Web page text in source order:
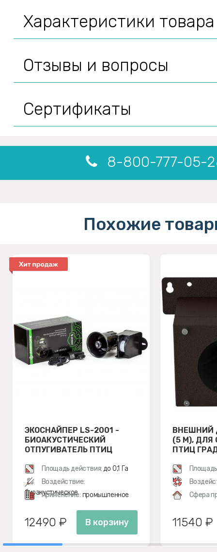
Характеристики товара
Отзывы и вопросы
Сертификаты
8-800-777-05-
Похожие
ЭКОСНАЙПЕР LS-2001 -
БИОАКУСТИЧЕСКИЙ
ОТПУГИВАТЕЛЬ ПТИЦ
Площадь действия: до 0,1 Га
Воздействие:
биоакустическое
Применение: промышленное
12490 ₽ В корзину
ВНЕШНИЙ
(5 М), ДЛЯ
ПТИЦ ГРАД
м²
Сфера
11540 ₽